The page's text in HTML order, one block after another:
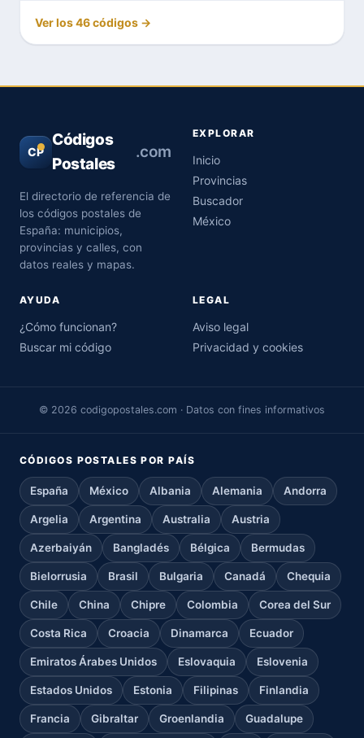
Ver los 46 códigos →
CP
Códigos
Postales
.com
El directorio de referencia de
los códigos postales de
España: municipios,
provincias y calles, con
datos reales y mapas.
EXPLORAR
Inicio
Provincias
Buscador
México
AYUDA
¿Cómo funcionan?
Buscar mi código
LEGAL
Aviso legal
Privacidad y cookies
© 2026 codigopostales.com · Datos con fines informativos
CÓDIGOS POSTALES POR PAÍS
España México Albania Alemania Andorra
Argelia Argentina Australia Austria
Azerbaiyán Bangladés Bélgica Bermudas
Bielorrusia Brasil Bulgaria Canadá Chequia
Chile China Chipre Colombia Corea del Sur
Costa Rica Croacia Dinamarca Ecuador
Emiratos Árabes Unidos Eslovaquia Eslovenia
Estados Unidos Estonia Filipinas Finlandia
Francia Gibraltar Groenlandia Guadalupe